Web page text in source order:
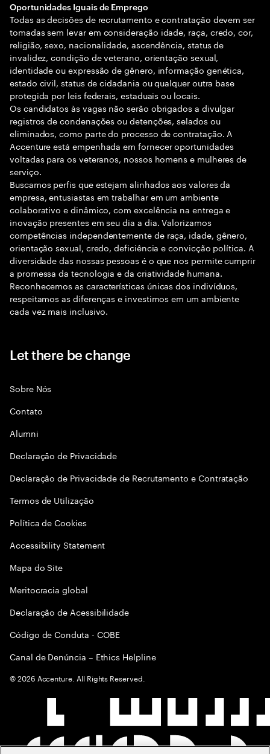
Oportunidades Iguais de Emprego
Todas as decisões de recrutamento e contratação devem ser
tomadas sem levar em consideração idade, raça, credo, cor,
religião, sexo, nacionalidade, ascendência, status de
invalidez, condição de veterano, orientação sexual,
identidade ou expressão de gênero, informação genética,
estado civil, status de cidadania ou qualquer outra base
protegida por leis federais, estaduais ou locais.
Os candidatos às vagas não serão obrigados a divulgar
registros de condenações ou detenções, selados ou
eliminados, como parte do processo de contratação. A
Accenture está empenhada em fornecer oportunidades
voltadas para os veteranos, nossos homens e mulheres de
serviço.
Buscamos perfis que estejam alinhados aos valores da
empresa, entusiastas em trabalhar em um ambiente
colaborativo e dinâmico, com excelência na entrega e
inovação presentes em seu dia a dia. Valorizamos
competências independentemente de raça, idade, gênero,
orientação sexual, credo, deficiência e convicção política. A
diversidade das nossas pessoas é o que nos permite cumprir
a promessa da tecnologia e da criatividade humana.
Reconhecemos as características únicas dos indivíduos,
respeitamos as diferenças e investimos em um ambiente
cada vez mais inclusivo.
Let there be change
Sobre Nós
Contato
Alumni
Declaraçāo de Privacidade
Declaração de Privacidade de Recrutamento e Contratação
Termos de Utilização
Política de Cookies
Accessibility Statement
Mapa do Site
Meritocracia global
Declaração de Acessibilidade
Código de Conduta - COBE
Canal de Denúncia – Ethics Helpline
©2026 Accenture. All Rights Reserved.